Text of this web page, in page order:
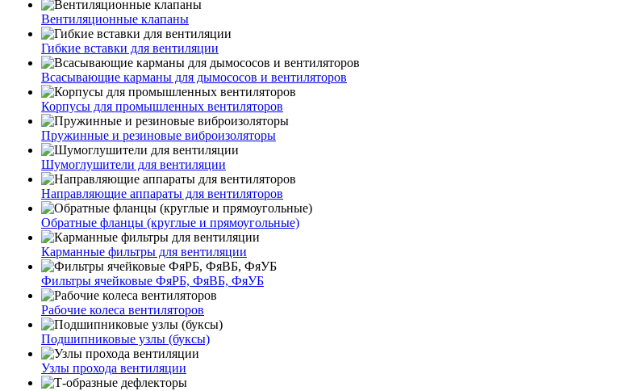
Вентиляционные клапаны
Гибкие вставки для вентиляции
Всасывающие карманы для дымососов и вентиляторов
Корпусы для промышленных вентиляторов
Пружинные и резиновые виброизоляторы
Шумоглушители для вентиляции
Направляющие аппараты для вентиляторов
Обратные фланцы (круглые и прямоугольные)
Карманные фильтры для вентиляции
Фильтры ячейковые ФяРБ, ФяВБ, ФяУБ
Рабочие колеса вентиляторов
Подшипниковые узлы (буксы)
Узлы прохода вентиляции